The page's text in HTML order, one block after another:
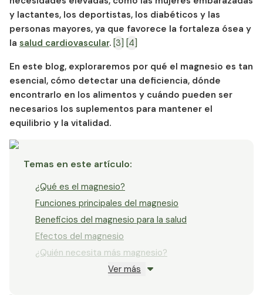
y lactantes, los deportistas, los diabéticos y las
personas mayores, ya que favorece la fortaleza ósea y
la salud cardiovascular. [3]
[4]
En este blog, exploraremos por qué el magnesio es tan
esencial, cómo detectar una deficiencia, dónde
encontrarlo en los alimentos y cuándo pueden ser
necesarios los suplementos para mantener el
equilibrio y la vitalidad.
Temas en este artículo:
¿Qué es el magnesio?
Funciones principales del magnesio
Beneficios del magnesio para la salud
Efectos del magnesio
¿Quién necesita más magnesio?
Síntomas de deficiencia de magnesio
Ver más